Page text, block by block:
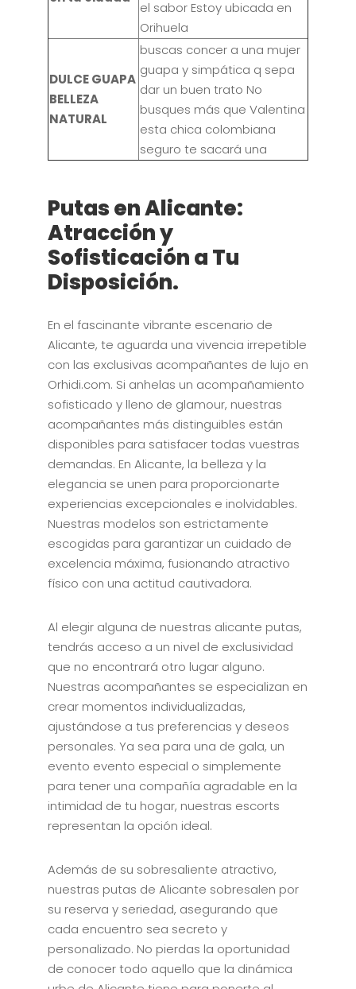
el sabor Estoy ubicada en
Orihuela
DULCE GUAPA
BELLEZA
NATURAL
buscas concer a una mujer
guapa y simpática q sepa
dar un buen trato No
busques más que Valentina
esta chica colombiana
seguro te sacará una
Putas en Alicante:
Atracción y
Sofisticación a Tu
Disposición.
En el fascinante vibrante escenario de
Alicante, te aguarda una vivencia irrepetible
con las exclusivas acompañantes de lujo en
Orhidi.com. Si anhelas un acompañamiento
sofisticado y lleno de glamour, nuestras
acompañantes más distinguibles están
disponibles para satisfacer todas vuestras
demandas. En Alicante, la belleza y la
elegancia se unen para proporcionarte
experiencias excepcionales e inolvidables.
Nuestras modelos son estrictamente
escogidas para garantizar un cuidado de
excelencia máxima, fusionando atractivo
físico con una actitud cautivadora.
Al elegir alguna de nuestras alicante putas,
tendrás acceso a un nivel de exclusividad
que no encontrará otro lugar alguno.
Nuestras acompañantes se especializan en
crear momentos individualizadas,
ajustándose a tus preferencias y deseos
personales. Ya sea para una de gala, un
evento evento especial o simplemente
para tener una compañía agradable en la
intimidad de tu hogar, nuestras escorts
representan la opción ideal.
Además de su sobresaliente atractivo,
nuestras putas de Alicante sobresalen por
su reserva y seriedad, asegurando que
cada encuentro sea secreto y
personalizado. No pierdas la oportunidad
de conocer todo aquello que la dinámica